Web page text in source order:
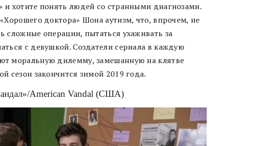
и хотите понять людей со странными диагнозами.
доктора» Шона аутизм, что, впрочем, не
сложные операции, пытаться ухаживать за
с девушкой. Создатели сериала в каждую
моральную дилемму, замешанную на клятве
сезон закончится зимой 2019 года.
American Vandal (США)